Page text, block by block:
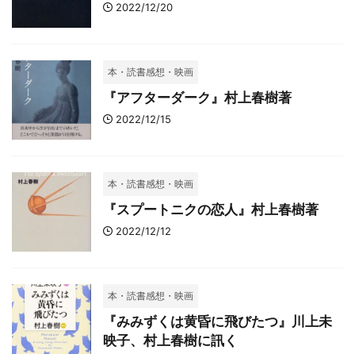
2022/12/20
本・読書感想・映画
『アフターダーク』村上春樹著
2022/12/15
本・読書感想・映画
『スプートニクの恋人』村上春樹著
2022/12/12
本・読書感想・映画
『みみずくは黄昏に飛びたつ』川上未
映子、村上春樹に訊く